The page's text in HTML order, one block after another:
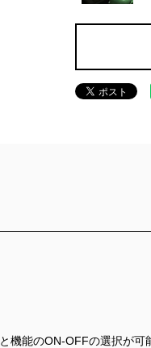
機能のON-OFFの選択が可